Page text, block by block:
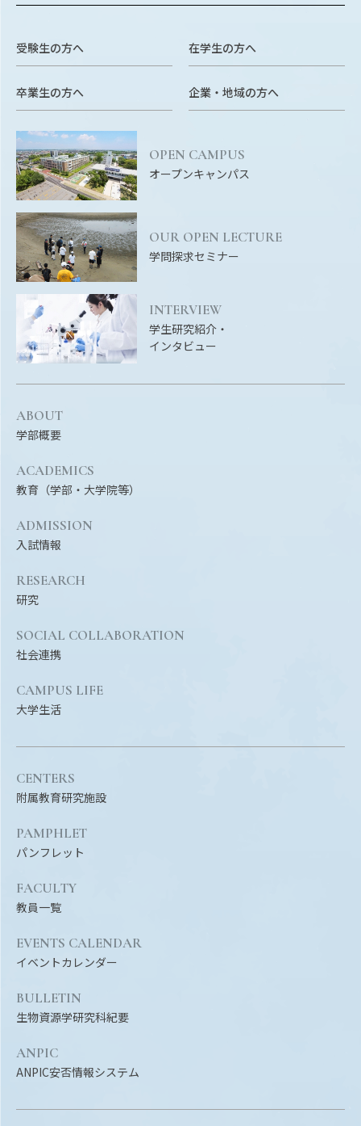
サイトマップ
お問い合わせ
交通案内
キャンパスマップ
保護者の方へ
教員一覧
イベントカレンダー
ANPIC
ANPIC安否情報システム
受験生の方へ 在学生の方へ
卒業生の方へ 企業・地域の方へ
OPEN CAMPUS
オープンキャンパス
OUR OPEN LECTURE
学問探求セミナー
INTERVIEW
学生研究紹介・
インタビュー
ABOUT
学部概要
ACADEMICS
教育（学部・大学院等）
ADMISSION
入試情報
RESEARCH
研究
SOCIAL COLLABORATION
社会連携
CAMPUS LIFE
大学生活
CENTERS
附属教育研究施設
PAMPHLET
パンフレット
FACULTY
教員一覧
EVENTS CALENDAR
イベントカレンダー
BULLETIN
生物資源学研究科紀要
ANPIC
ANPIC安否情報システム